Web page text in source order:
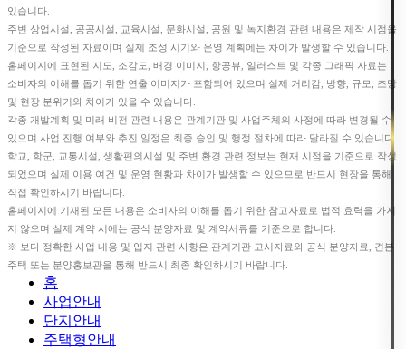
있습니다.
주변 상업시설, 공공시설, 교육시설, 문화시설, 공원 및 녹지환경 관련 내용은 제작 시점을
기준으로 작성된 자료이며 실제 조성 시기와 운영 계획에는 차이가 발생할 수 있습니다.
홈페이지에 표현된 지도, 조감도, 배경 이미지, 항공뷰, 일러스트 및 각종 그래픽 자료는
소비자의 이해를 돕기 위한 연출 이미지가 포함되어 있으며 실제 거리감, 방향, 규모, 조망
및 현장 분위기와 차이가 있을 수 있습니다.
각종 개발계획 및 미래 비전 관련 내용은 관계기관 및 사업주체의 사정에 따라 변경될 수
있으며 사업 진행 여부와 추진 일정은 최종 승인 및 행정 절차에 따라 달라질 수 있습니다.
학교, 학군, 교통시설, 생활편의시설 및 주변 환경 관련 정보는 현재 시점을 기준으로 작성
되었으며 실제 이용 여건 및 운영 현황과 차이가 발생할 수 있으므로 반드시 현장을 통해
직접 확인하시기 바랍니다.
홈페이지에 기재된 모든 내용은 소비자의 이해를 돕기 위한 참고자료로 법적 효력을 가지
지 않으며 실제 계약 시에는 공식 분양자료 및 계약서류를 기준으로 합니다.
※ 보다 정확한 사업 내용 및 입지 관련 사항은 관계기관 고시자료와 공식 분양자료, 견본
주택 또는 분양홍보관을 통해 반드시 최종 확인하시기 바랍니다.
홈
사업안내
단지안내
주택형안내